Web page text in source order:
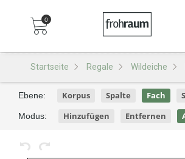
0
Startseite Regale Wildeiche
Ebene: Korpus Spalte Fach
Modus: Hinzufügen Entfernen